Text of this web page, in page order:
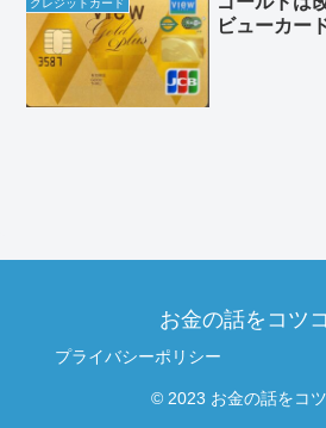
クレジットカード
ビューカー
お金の話をコツ
プライバシーポリシー
© 2023 お金の話をコツ